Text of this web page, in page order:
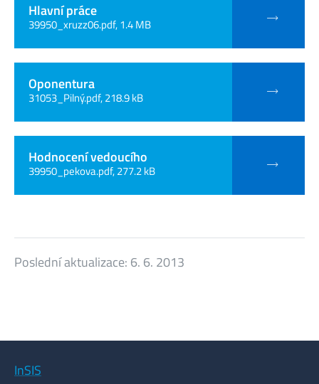
Hlavní práce
39950_xruzz06.pdf, 1.4 MB
Oponentura
31053_Pilný.pdf, 218.9 kB
Hodnocení vedoucího
39950_pekova.pdf, 277.2 kB
Poslední aktualizace: 6. 6. 2013
InSIS